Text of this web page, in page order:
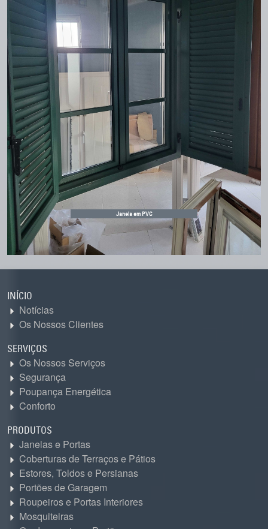
Janela em PVC
INÍCIO
Notícias
Os Nossos Clientes
SERVIÇOS
Os Nossos Serviços
Segurança
Poupança Energética
Conforto
PRODUTOS
Janelas e Portas
Coberturas de Terraços e Pátios
Estores, Toldos e Persianas
Portões de Garagem
Roupeiros e Portas Interiores
Mosquiteiras